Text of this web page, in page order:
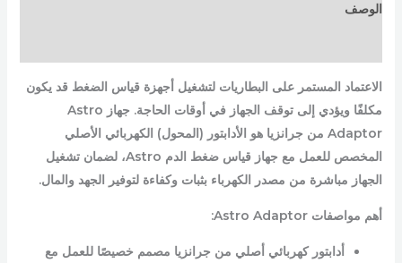
الوصف
الاعتماد المستمر على البطاريات لتشغيل أجهزة قياس الضغط قد يكون
مكلفًا ويؤدي إلى توقف الجهاز في أوقات الحاجة. جهاز Astro
Adaptor من جرانزيا هو الأدابتور (المحول) الكهربائي الأصلي
المخصص للعمل مع جهاز قياس ضغط الدم Astro، لضمان تشغيل
الجهاز مباشرة من مصدر الكهرباء بثبات وكفاءة لتوفير الجهد والمال.
أهم مواصفات Astro Adaptor:
أدابتور كهربائي أصلي من جرانزيا مصمم خصيصًا للعمل مع